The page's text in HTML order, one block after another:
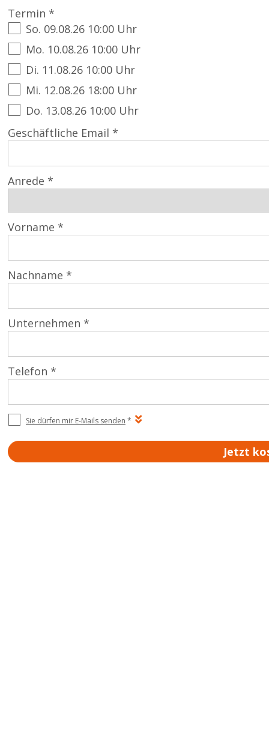
Termin *
So. 09.08.26 10:00 Uhr
Mo. 10.08.26 10:00 Uhr
Di. 11.08.26 10:00 Uhr
Mi. 12.08.26 18:00 Uhr
Do. 13.08.26 10:00 Uhr
Geschäftliche Email *
Anrede *
Vorname *
Nachname *
Unternehmen *
Telefon *
Sie dürfen mir E-Mails senden *
Jetzt